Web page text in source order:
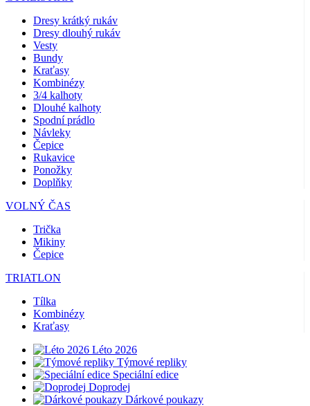
Dresy krátký rukáv
Dresy dlouhý rukáv
Vesty
Bundy
Kraťasy
Kombinézy
3/4 kalhoty
Dlouhé kalhoty
Spodní prádlo
Návleky
Čepice
Rukavice
Ponožky
Doplňky
VOLNÝ ČAS
Trička
Mikiny
Čepice
TRIATLON
Tílka
Kombinézy
Kraťasy
Léto 2026
Týmové repliky
Speciální edice
Doprodej
Dárkové poukazy